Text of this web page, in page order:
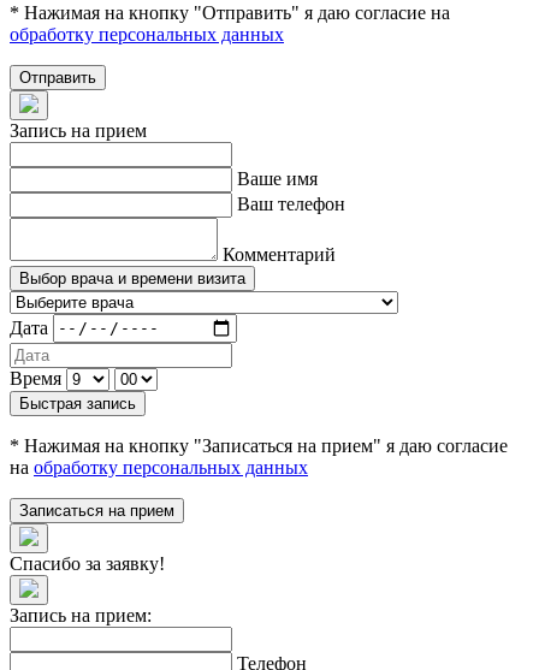
* Нажимая на кнопку "Отправить" я даю согласие на
обработку персональных данных
Отправить
Запись на прием
Ваше имя
Ваш телефон
Комментарий
Выбор врача и времени визита
Дата
Время
Быстрая запись
* Нажимая на кнопку "Записаться на прием" я даю согласие
на обработку персональных данных
Записаться на прием
Спасибо за заявку!
Запись на прием:
Телефон